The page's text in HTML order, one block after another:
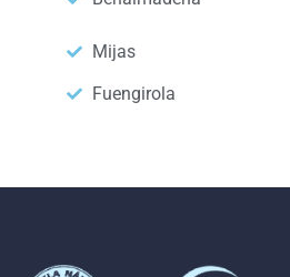
Mijas
Fuengirola